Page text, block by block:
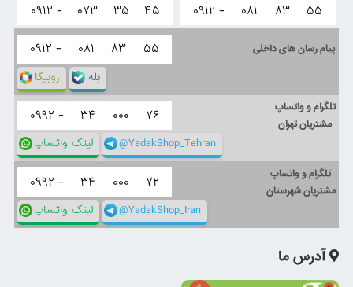
۰۹۱۲ - ۰۸۱ ۸۳ ۵۵ ۰۹۱۲ - ۰۷۳ ۳۵ ۴۵
پیام رسان های داخلی ۰۹۱۲ - ۰۸۱ ۸۳ ۵۵
روبیکا بله
تلگرام و واتساپ
مشتریان تهران
۰۹۹۲ - ۳۴ ۰۰۰ ۷۶
لینک واتساپ @YadakShop_Tehran
تلگرام و واتساپ
مشتریان شهرستان
۰۹۹۲ - ۳۴ ۰۰۰ ۷۲
لینک واتساپ @YadakShop_Iran
آدرس ما